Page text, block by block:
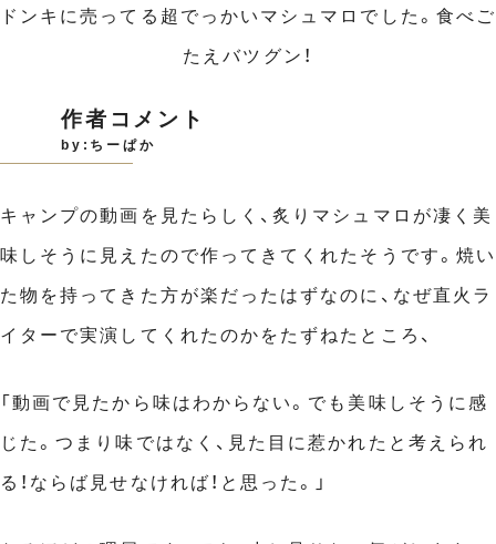
ドンキに売ってる超でっかいマシュマロでした。食べご
たえバツグン！
作者コメント
by:ちーぱか
キャンプの動画を見たらしく、炙りマシュマロが凄く美
味しそうに見えたので作ってきてくれたそうです。焼い
た物を持ってきた方が楽だったはずなのに、なぜ直火ラ
イターで実演してくれたのかをたずねたところ、
「動画で見たから味はわからない。でも美味しそうに感
じた。つまり味ではなく、見た目に惹かれたと考えられ
る！ならば見せなければ！と思った。」